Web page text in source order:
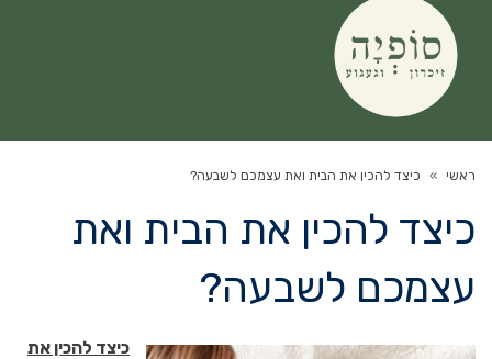
ראשי » כיצד להכין את הבית ואת עצמכם לשבעה?
כיצד להכין את הבית ואת
עצמכם לשבעה?
כיצד להכין את